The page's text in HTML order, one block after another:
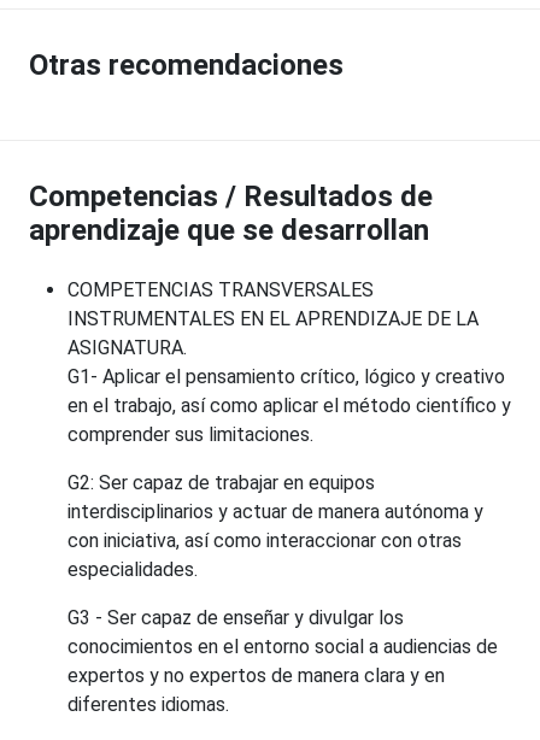
Otras recomendaciones
Competencias / Resultados de
aprendizaje que se desarrollan
COMPETENCIAS TRANSVERSALES
INSTRUMENTALES EN EL APRENDIZAJE DE LA
ASIGNATURA.
G1- Aplicar el pensamiento crítico, lógico y creativo
en el trabajo, así como aplicar el método científico y
comprender sus limitaciones.
G2: Ser capaz de trabajar en equipos
interdisciplinarios y actuar de manera autónoma y
con iniciativa, así como interaccionar con otras
especialidades.
G3 - Ser capaz de enseñar y divulgar los
conocimientos en el entorno social a audiencias de
expertos y no expertos de manera clara y en
diferentes idiomas.